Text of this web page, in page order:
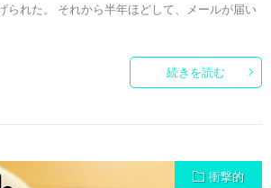
られた。 それから半年ほどして、メールが届い
続きを読む
衝撃的